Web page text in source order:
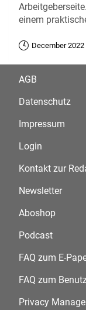
einem
December 2022
AGB
Datenschutz
Impressum
Login
Kontakt zur
Newsletter
Aboshop
Podcast
FAQ zum E-
FAQ zum
Privacy